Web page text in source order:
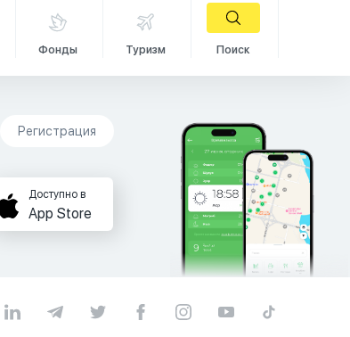
Фонды Туризм Поиск
Регистрация
Доступно в
App Store